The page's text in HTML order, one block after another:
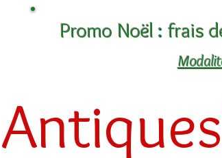
Promo Noël : frais